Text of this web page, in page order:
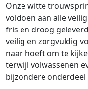
Onze witte
voldoen aan alle
fris en droog
veilig en zorgvuldig
naar hoeft om te
terwijl volwassenen
bijzondere